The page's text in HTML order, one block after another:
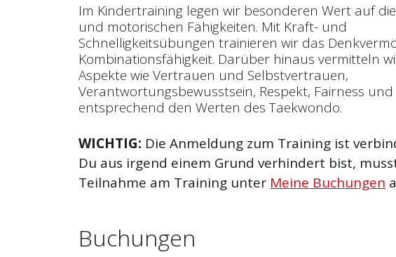
Im Kindertraining legen wir besonderen Wert auf
und motorischen Fähigkeiten. Mit Kraft- und
Schnelligkeitsübungen trainieren wir das
Kombinationsfähigkeit. Darüber hinaus vermitteln
Aspekte wie Vertrauen und Selbst­vertrauen,
Verantwortungsbewusstsein, Respekt, Fairness und
entsprechend den Werten des Taekwondo.
WICHTIG: Die Anmeldung zum Training ist
Du aus irgend einem Grund verhindert bist,
Teilnahme am Training unter Meine Buchungen
Buchungen